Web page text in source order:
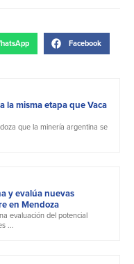
Facebook
la misma etapa que Vaca
que la minería argentina se
y evalúa nuevas
en Mendoza
evaluación del potencial
...